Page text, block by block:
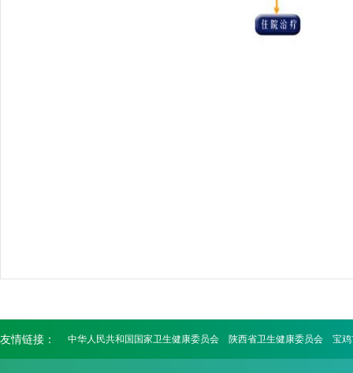
友情链接： 中华人民共和国国家卫生健康委员会 陕西省卫生健康委员会 宝